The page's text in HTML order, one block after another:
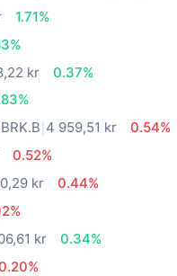
1.71%
kr
0.37%
BRK.B 4 959,51 kr
0.54%
0.52%
kr
0.44%
kr
0.34%